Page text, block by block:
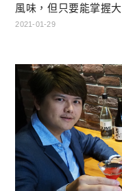
風味，但只要能掌握
創造小酌樂趣，在家
樂趣的，大家都可以
酒 警語: 未成年請勿
2021-01-29